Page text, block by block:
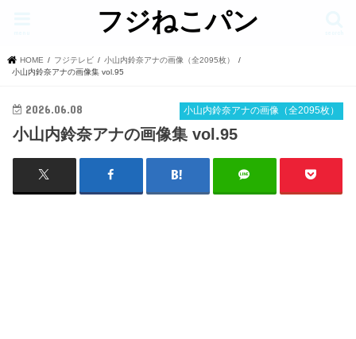
フジねこパン
HOME フジテレビ
小山内鈴奈アナの画像（全2095枚）
小山内鈴奈アナの画像集 vol.95
小山内鈴奈アナの画像（全2095枚）
2026.06.08
小山内鈴奈アナの画像集 vol.95